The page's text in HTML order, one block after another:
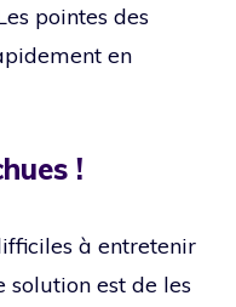
pointes des
en
!
à entretenir
solution est de les